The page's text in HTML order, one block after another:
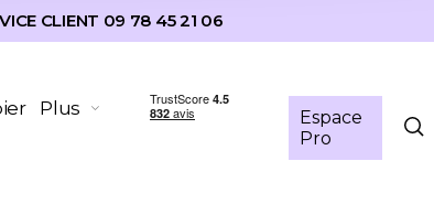
CLIENT 09 78 45 21 06
Plus
Espace
Pro